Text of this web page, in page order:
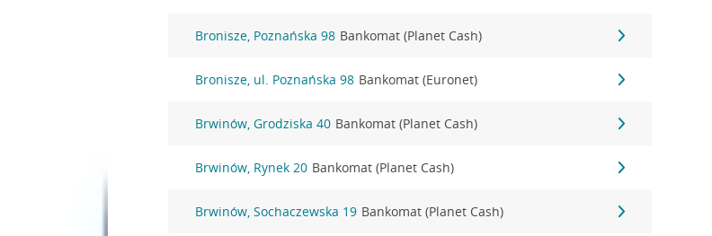
Bronisze, Poznańska 98 Bankomat (Planet Cash)
Bronisze, ul. Poznańska 98 Bankomat (Euronet)
Brwinów, Grodziska 40 Bankomat (Planet Cash)
Brwinów, Rynek 20 Bankomat (Planet Cash)
Brwinów, Sochaczewska 19 Bankomat (Planet Cash)